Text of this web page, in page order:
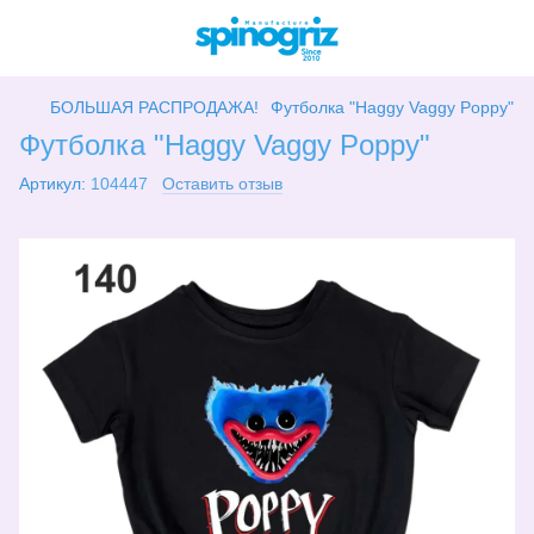
БОЛЬШАЯ РАСПРОДАЖА! Футболка "Haggy Vaggy Poppy"
Футболка "Haggy Vaggy Poppy"
Артикул: 104447 Оставить отзыв